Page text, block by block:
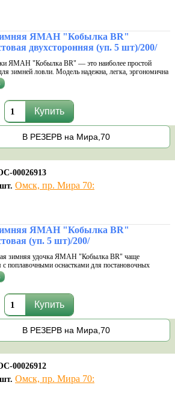
ЯМАН "Кобылка BR"
двухсторонняя (уп. 5 шт)/200/
ЯМАН "Кобылка BR" — это наиболее простой
зимней ловли. Модель надежна, легка, эргономична
к поклевке. Подойдет для любых типов зимней
без катушки. Леска наматывается на
В РЕЗЕРВ на Мира,70
00026913
шт. Омск, пр. Мира 70:
ЯМАН "Кобылка BR"
(уп. 5 шт)/200/
зимняя удочка ЯМАН "Кобылка BR" чаще
с поплавочными оснастками для постановочных
на комбайн. Корпус удочки изготовлен из
пенопласта, а эргономичная форма отлично
В РЕЗЕРВ на Мира,70
00026912
шт. Омск, пр. Мира 70: